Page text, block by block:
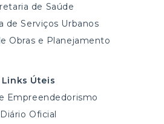
de Saúde
de Serviços Urbanos
Obras e Planejamento
Links Úteis
Empreendedorismo
Diário Oficial